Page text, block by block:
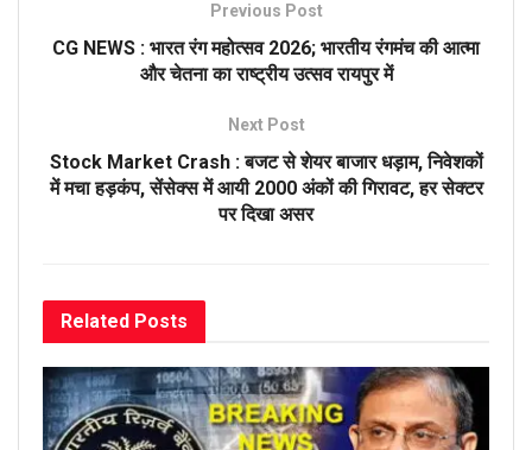
Previous Post
CG NEWS : भारत रंग महोत्सव 2026; भारतीय रंगमंच की आत्मा
और चेतना का राष्ट्रीय उत्सव रायपुर में
Next Post
Stock Market Crash : बजट से शेयर बाजार धड़ाम, निवेशकों
में मचा हड़कंप, सेंसेक्स में आयी 2000 अंकों की गिरावट, हर सेक्टर
पर दिखा असर
Related Posts